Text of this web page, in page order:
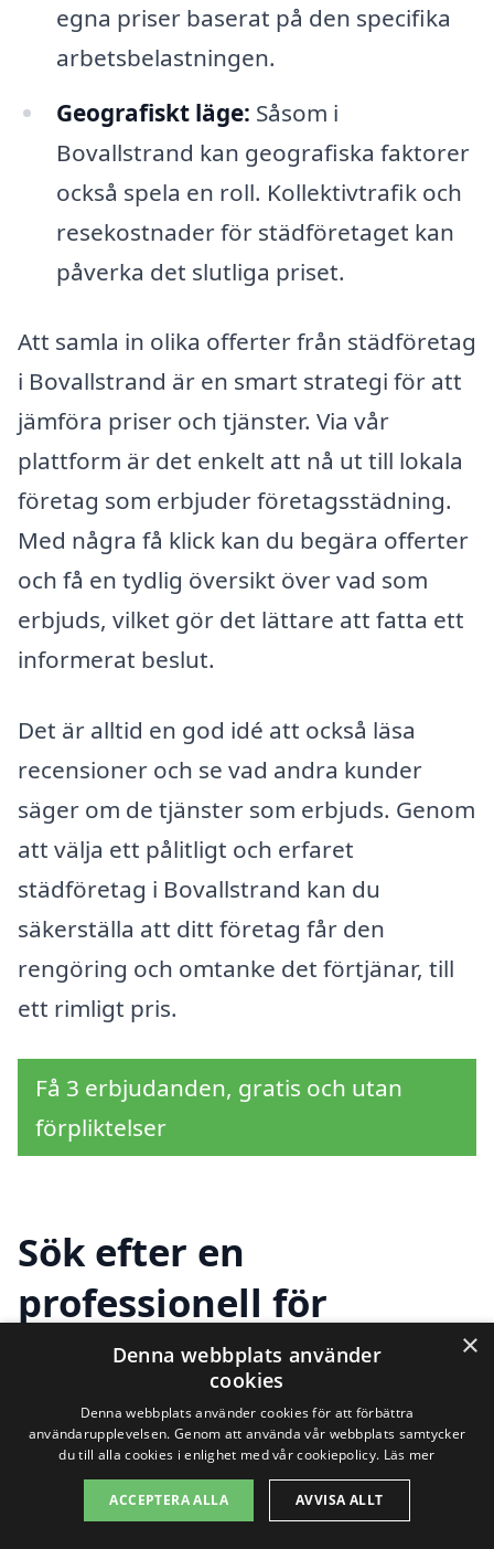
egna priser baserat på den specifika
arbetsbelastningen.
Geografiskt läge: Såsom i
Bovallstrand kan geografiska faktorer
också spela en roll. Kollektivtrafik och
resekostnader för städföretaget kan
påverka det slutliga priset.
Att samla in olika offerter från städföretag
i Bovallstrand är en smart strategi för att
jämföra priser och tjänster. Via vår
plattform är det enkelt att nå ut till lokala
företag som erbjuder företagsstädning.
Med några få klick kan du begära offerter
och få en tydlig översikt över vad som
erbjuds, vilket gör det lättare att fatta ett
informerat beslut.
Det är alltid en god idé att också läsa
recensioner och se vad andra kunder
säger om de tjänster som erbjuds. Genom
att välja ett pålitligt och erfaret
städföretag i Bovallstrand kan du
säkerställa att ditt företag får den
rengöring och omtanke det förtjänar, till
ett rimligt pris.
Få 3 erbjudanden, gratis och utan
förpliktelser
Sök efter en
professionell för
företagsstäd i andra
städer nära
Bovallstrand
×
Denna webbplats använder
cookies
Denna webbplats använder cookies för att förbättra
användarupplevelsen. Genom att använda vår webbplats samtycker
du till alla cookies i enlighet med vår cookiepolicy. Läs mer
ACCEPTERA ALLA AVVISA ALLT